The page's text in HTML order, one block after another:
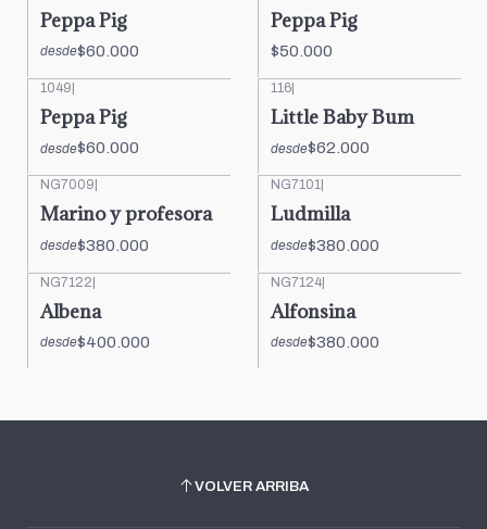
Peppa Pig
desde$60.000
Peppa Pig
$50.000
1049|
Peppa Pig
desde$60.000
116|
Little Baby Bum
desde$62.000
NG7009
Marino y profesora
desde$380.000
NG7101
Ludmilla
desde$380.000
NG7122|
Albena
desde$400.000
NG7124|
Alfonsina
desde$380.000
VOLVER ARRIBA